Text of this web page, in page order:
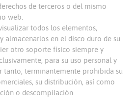
de terceros o del mismo
web.
todos los elementos,
almacenarlos en el disco duro de su
otro soporte físico siempre y
para su uso personal y
tanto, terminantemente prohibida su
su distribución, así como
o descompilación.